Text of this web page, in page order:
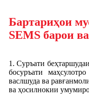
Бартариҳои
SEMS барои
1. Суръати
босуръати
васлшуда ва
ва ҳосилнокии